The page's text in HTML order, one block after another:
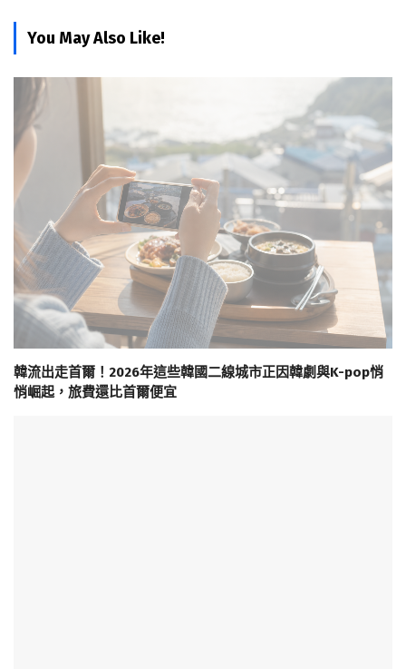
You May Also Like!
韓流出走首爾！2026年這些韓國二線城市正因韓劇與K-pop悄
悄崛起，旅費還比首爾便宜